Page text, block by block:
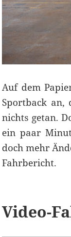
Auf dem
Sportback an,
nichts getan.
ein paar
doch mehr
Fahrbericht.
Video-